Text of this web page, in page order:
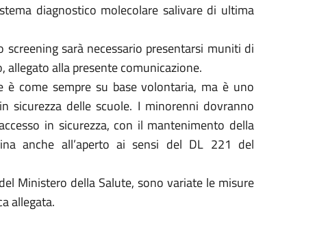
diagnostico molecolare salivare di ultima
sarà necessario presentarsi muniti di
alla presente comunicazione.
è come sempre su base volontaria, ma è uno
sicurezza delle scuole. I minorenni dovranno
in sicurezza, con il mantenimento della
anche all’aperto ai sensi del DL 221 del
Ministero della Salute, sono variate le misure
allegata.